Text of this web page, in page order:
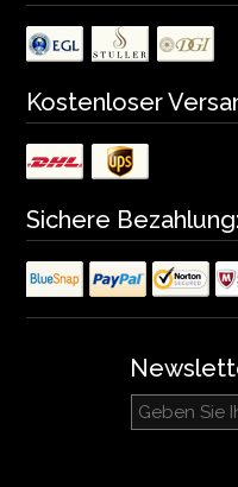
Kostenloser
Sichere Bezahlung: